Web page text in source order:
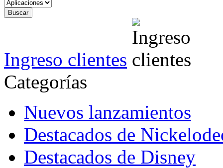
Ingreso clientes
Categorías
Nuevos lanzamientos
Destacados de
Destacados de Disney